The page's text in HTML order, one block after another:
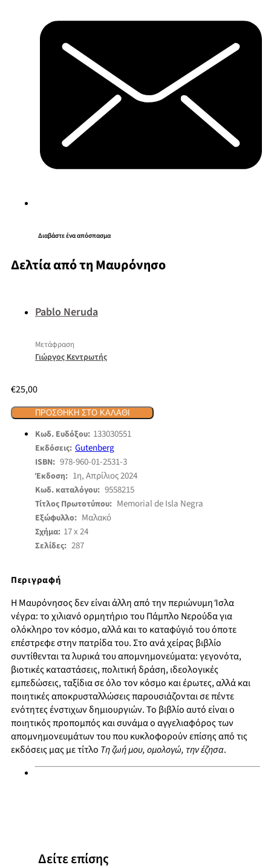
Διαβάστε ένα απόσπασμα
Δελτία από τη Μαυρόνησο
Pablo Neruda
Μετάφραση
Γιώργος Κεντρωτής
€25,00
ΠΡΟΣΘΉΚΗ ΣΤΟ ΚΑΛΆΘΙ
Κωδ. Ευδόξου: 133030551
Εκδόσεις: Gutenberg
ISBN: 978-960-01-2531-3
Έκδοση: 1η, Απρίλιος 2024
Κωδ. καταλόγου: 9558215
Τίτλος Πρωτοτύπου: Memorial de Isla Negra
Εξώφυλλο: Μαλακό
Σχήμα: 17 x 24
Σελίδες: 287
Περιγραφή
Η Μαυρόνησος δεν είναι άλλη από την περιώνυμη Ίσλα
νέγρα: το χιλιανό ορμητήριο του Πάμπλο Νερούδα για
ολόκληρο τον κόσμο, αλλά και το καταφύγιό του όποτε
επέστρεφε στην πατρίδα του. Στο ανά χείρας βιβλίο
συντίθενται τα λυρικά του απομνημονεύματα: γεγονότα,
βιοτικές καταστάσεις, πολιτική δράση, ιδεολογικές
εμπεδώσεις, ταξίδια σε όλο τον κόσμο και έρωτες, αλλά και
ποιητικές αποκρυσταλλώσεις παρουσιάζονται σε πέντε
ενότητες ένστιχων δημιουργιών. Το βιβλίο αυτό είναι ο
ποιητικός προπομπός και συνάμα ο αγγελιαφόρος των
απομνημονευμάτων του που κυκλοφορούν επίσης από τις
εκδόσεις μας με τίτλο Τη ζωή μου, ομολογώ, την έζησα.
Δείτε επίσης